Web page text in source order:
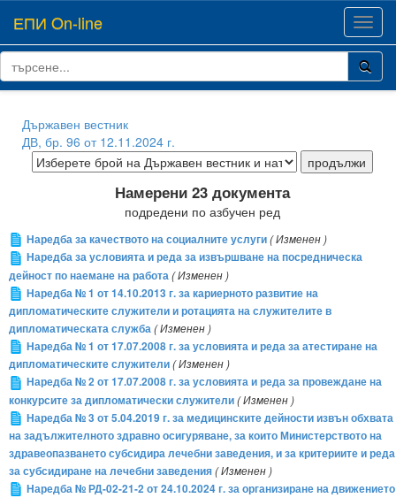
ЕПИ On-line
Държавен вестник
ДВ, бр. 96 от 12.11.2024 г.
Намерени 23 документа
подредени по азбучен ред
Наредба за качеството на социалните услуги( Изменен )
Наредба за условията и реда за извършване на посредническа
дейност по наемане на работа( Изменен )
Наредба № 1 от 14.10.2013 г. за кариерното развитие на
дипломатическите служители и ротацията на служителите в
дипломатическата служба( Изменен )
Наредба № 1 от 17.07.2008 г. за условията и реда за атестиране на
дипломатическите служители( Изменен )
Наредба № 2 от 17.07.2008 г. за условията и реда за провеждане на
конкурсите за дипломатически служители( Изменен )
Наредба № 3 от 5.04.2019 г. за медицинските дейности извън обхвата
на задължителното здравно осигуряване, за които Министерството на
здравеопазването субсидира лечебни заведения, и за критериите и реда
за субсидиране на лечебни заведения( Изменен )
Наредба № РД-02-21-2 от 24.10.2024 г. за организиране на движението